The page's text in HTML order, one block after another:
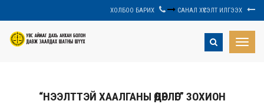
ХОЛБОО БАРИХ САНАЛ ХҮСЭЛТ ИЛГЭЭХ
Toggle
“НЭЭЛТТЭЙ ХААЛГАНЫ ӨДӨРЛӨГ” ЗОХИОН